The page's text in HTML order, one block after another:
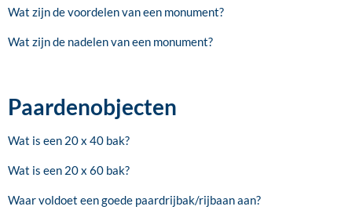
Wat zijn de voordelen van een monument?
Wat zijn de nadelen van een monument?
Paardenobjecten
Wat is een 20 x 40 bak?
Wat is een 20 x 60 bak?
Waar voldoet een goede paardrijbak/rijbaan aan?